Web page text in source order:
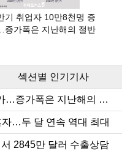
기 취업자 10만8천명 증
증가폭은 지난해의 절반
섹션별 인기기사
폭은 지난해의 절반 수준
…두 달 연속 역대 최대
2845만 달러 수출상담